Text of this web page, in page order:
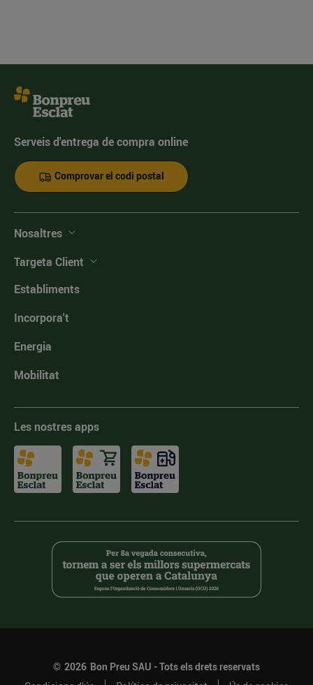
Serveis d'entrega de compra online
Comprovar el codi postal
Nosaltres
Targeta Client
Establiments
Incorpora't
Energia
Mobilitat
Les nostres apps
© 2026 Bon Preu SAU - Tots els drets reservats